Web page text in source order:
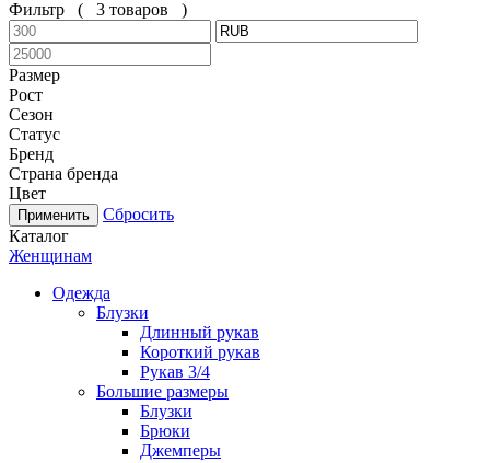
Фильтр ( 3 товаров )
Размер
Рост
Сезон
Статус
Бренд
Страна бренда
Цвет
Сбросить
Каталог
Женщинам
Одежда
Блузки
Длинный рукав
Короткий рукав
Рукав 3/4
Большие размеры
Блузки
Брюки
Джемперы